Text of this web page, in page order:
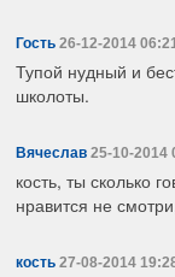
Гость 26-12-2014
Тупой нудный и
школоты.
Вячеслав 25-10-2014
кость, ты сколько
нравится не
кость 27-08-2014